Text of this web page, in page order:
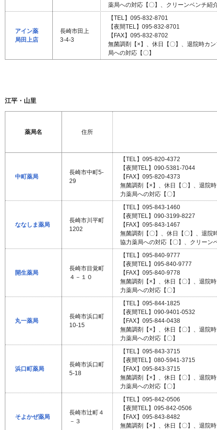
薬局への対応【〇】、クリーンベンチ紹
アイン薬
局田上店
長崎市田上
3-4-3
【TEL】095-832-8701
【夜間TEL】095-832-8701
【FAX】095-832-8702
無菌調剤【×】、休日【〇】、退院時カ
局への対応【〇】
江平・山里
薬局名 住所
中町薬局
長崎市中町5-
29
【TEL】095-820-4372
【夜間TEL】090-5381-7044
【FAX】095-820-4373
無菌調剤【×】、休日【〇】、退院
力薬局への対応【〇】
ななしま薬局
長崎市川平町
1202
【TEL】095-843-1460
【夜間TEL】090-3199-8227
【FAX】095-843-1467
無菌調剤【〇】、休日【〇】、退院
協力薬局への対応【〇】、クリーン
開生薬局
長崎市目覚町
４－１０
【TEL】095-840-9777
【夜間TEL】095-840-9777
【FAX】095-840-9778
無菌調剤【×】、休日【〇】、退院
力薬局への対応【〇】
丸一薬局
長崎市浜口町
10-15
【TEL】095-844-1825
【夜間TEL】090-9401-0532
【FAX】095-844-0438
無菌調剤【×】、休日【〇】、退院
力薬局への対応【〇】
浜口町薬局
長崎市浜口町
5-18
【TEL】095-843-3715
【夜間TEL】080-5941-3715
【FAX】095-843-3715
無菌調剤【×】、休日【〇】、退院
力薬局への対応【〇】
そよかぜ薬局
長崎市辻町４
－３
【TEL】095-842-0506
【夜間TEL】095-842-0506
【FAX】095-843-8482
無菌調剤【×】、休日【〇】、退院